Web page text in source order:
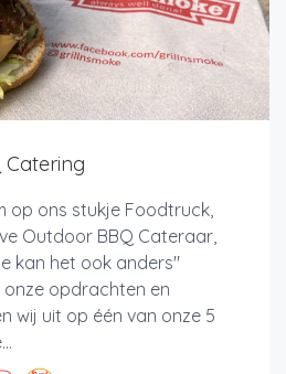
Catering
op ons stukje Foodtruck,
Outdoor BBQ Cateraar,
kan het ook anders"
onze opdrachten en
wij uit op één van onze 5